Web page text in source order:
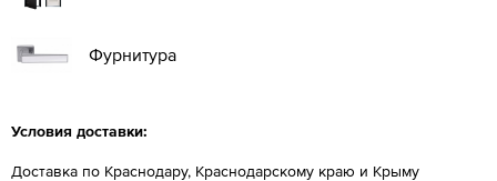
Фурнитура
Условия доставки:
Доставка по Краснодару, Краснодарскому краю и Крыму